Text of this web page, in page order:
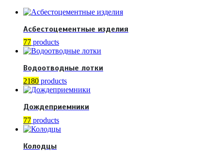
Асбестоцементные изделия
77 products
Водоотводные лотки
2180 products
Дождеприемники
77 products
Колодцы